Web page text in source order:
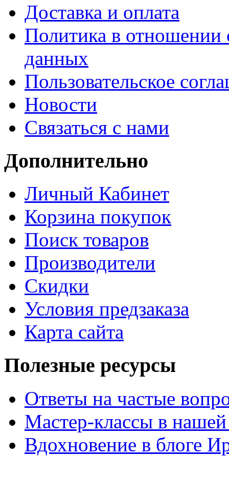
Доставка и оплата
Политика в отношении
данных
Пользовательское
Новости
Связаться с нами
Дополнительно
Личный Кабинет
Корзина покупок
Поиск товаров
Производители
Скидки
Условия предзаказа
Карта сайта
Полезные ресурсы
Ответы на частые
Мастер-классы в нашей
Вдохновение в блоге